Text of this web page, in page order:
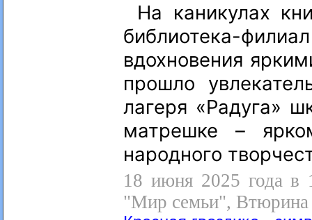
На каникулах
библиотека-
вдохновения
прошло
лагеря «Радуга»
матрешке –
народного
18 июня 2025 года в
"Мир семьи",